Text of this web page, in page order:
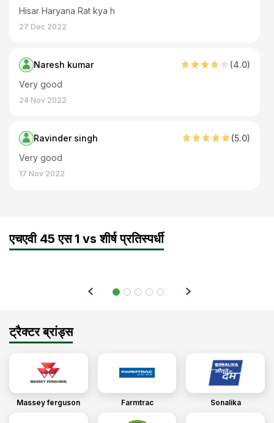
Hisar Haryana Rat kya h
27 Dec 2022
Naresh kumar (4.0)
Very good
24 Nov 2022
Ravinder singh (5.0)
Very good
17 Nov 2022
एचएवी 45 एस 1 vs शीर्ष प्रतिस्पर्धी
ट्रैक्टर ब्रांड्स
Massey ferguson Farmtrac Sonalika